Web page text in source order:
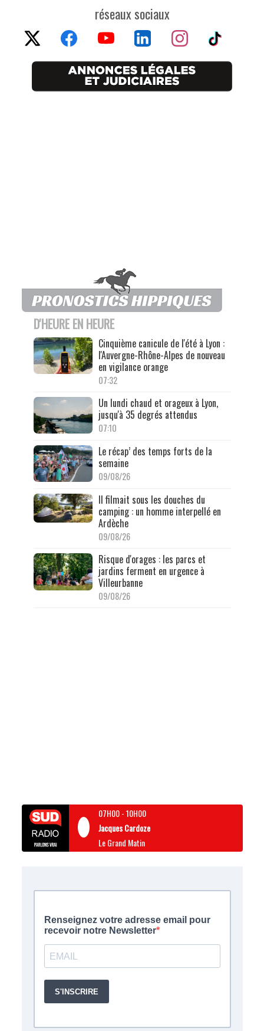
réseaux sociaux
D'HEURE EN HEURE
Cinquième canicule de l'été à Lyon :
l'Auvergne-Rhône-Alpes de nouveau
en vigilance orange
07:32
Un lundi chaud et orageux à Lyon,
jusqu'à 35 degrés attendus
07:10
Le récap’ des temps forts de la
semaine
09/08/26
Il filmait sous les douches du
camping : un homme interpellé en
Ardèche
09/08/26
Risque d'orages : les parcs et
jardins ferment en urgence à
Villeurbanne
09/08/26
07H00-10H00
Jacques Cardoze
Le Grand Matin